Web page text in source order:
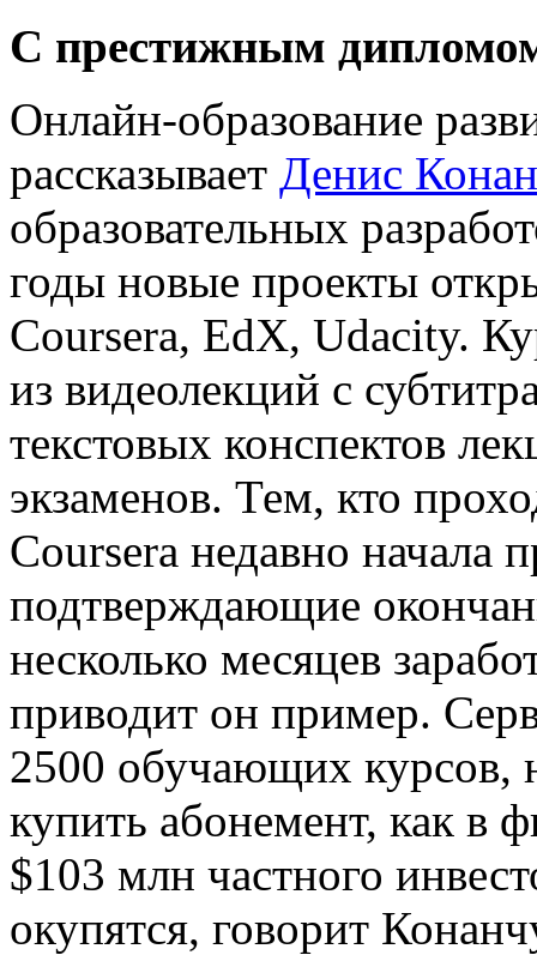
С престижным
Онлайн-образование
рассказывает Денис
образовательных
годы новые проекты
Coursera, EdX, Udacity.
из видеолекций с
текстовых конспектов
экзаменов. Тем, кто
Coursera недавно начала
подтверждающие
несколько месяцев
приводит он пример.
2500 обучающих курсов,
купить абонемент, как в
$103 млн частного
окупятся, говорит